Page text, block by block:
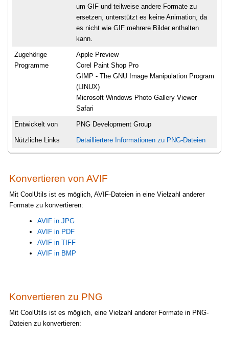
um GIF und teilweise andere Formate zu
ersetzen, unterstützt es keine Animation, da
es nicht wie GIF mehrere Bilder enthalten
kann.
Zugehörige
Programme
Apple Preview
Corel Paint Shop Pro
GIMP - The GNU Image Manipulation Program
(LINUX)
Microsoft Windows Photo Gallery Viewer
Safari
Entwickelt von PNG Development Group
Nützliche Links Detailliertere Informationen zu PNG-Dateien
Konvertieren von AVIF
Mit CoolUtils ist es möglich, AVIF-Dateien in eine Vielzahl anderer
Formate zu konvertieren:
AVIF in JPG
AVIF in PDF
AVIF in TIFF
AVIF in BMP
Konvertieren zu PNG
Mit CoolUtils ist es möglich, eine Vielzahl anderer Formate in PNG-
Dateien zu konvertieren: